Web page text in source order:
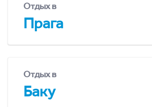
Отдых в
Прага
Отдых в
Баку